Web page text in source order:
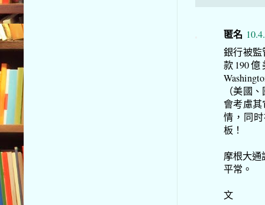
匿名
銀行被
款190億
（美國
會考慮
情，同
板！
摩根大通
平常。
文